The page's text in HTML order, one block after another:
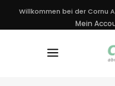
Willkommen bei der Cornu
Mein